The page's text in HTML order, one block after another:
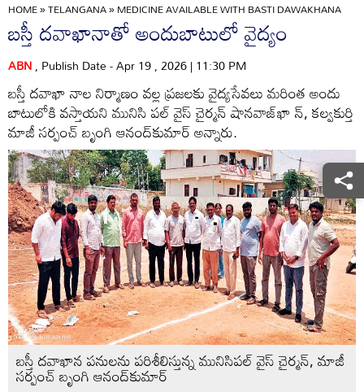
HOME»TELANGANA»MEDICINE AVAILABLE WITH BASTI DAWAKHANA
బస్తీ దవాఖానాతో అందుబాటులో వైద్యం
ABN, Publish Date - Apr 19 , 2026 | 11:30 PM
బస్తీ దవాఖా నాల నిర్మాణం వల్ల ప్రజలకు వైద్యసేవలు మరింత అందు
బాటులోకి వస్తాయని మునిసి పల్‌ వైస్‌ చైర్మన్‌ షానవాజ్‌ఖా న్‌, కల్వకుర్తి
మాజీ సర్పంచ్‌ బృంగి ఆనంద్‌కుమార్‌ అన్నారు.
బస్తీ దవాఖాన పనులను పరిశీలిస్తున్న మునిసిపల్‌ వైస్‌ చైర్మన్‌, మాజీ
సర్పంచ్‌ బృంగి ఆనంద్‌కుమార్‌